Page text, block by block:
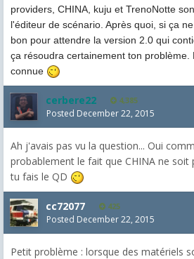
providers, CHINA, kuju et TrenoNotte
l'éditeur de scénario. Après quoi, si ça
bon pour attendre la version 2.0 qui
ça résoudra certainement ton problème.
connue
cerbere22 4,385
Posted December 22, 2015
Ah j'avais pas vu la question... Oui
probablement le fait que CHINA ne soit
tu fais le QD
cc72077 425
Posted December 22, 2015
Petit problème : lorsque des matériels